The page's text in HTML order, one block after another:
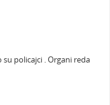
su policajci . Organi reda